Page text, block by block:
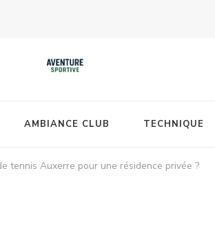
AMBIANCE CLUB TECHNIQUE
tennis Auxerre pour une résidence privée ?